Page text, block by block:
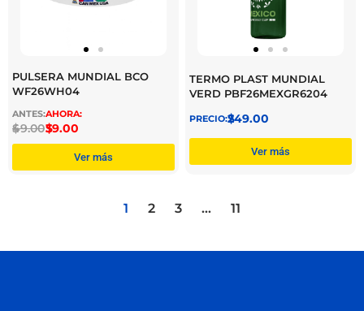
PULSERA MUNDIAL BCO
WF26WH04
$
49.00$
39.00
Ver más
TERMO PLAST MUNDIAL
VERD PBF26MEXGR6204
$
249.00
Ver más
1 2 3 … 11